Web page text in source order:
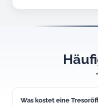
Was kostet eine